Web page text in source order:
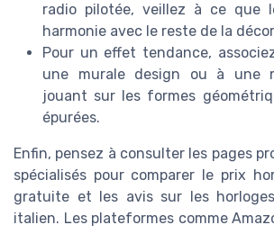
radio pilotée, veillez à ce que
harmonie avec le reste de la
Pour un effet tendance,
une murale design ou à une
jouant sur les formes
épurées.
Enfin, pensez à consulter les pages
spécialisés pour comparer le prix
gratuite et les avis sur les
italien. Les plateformes comme